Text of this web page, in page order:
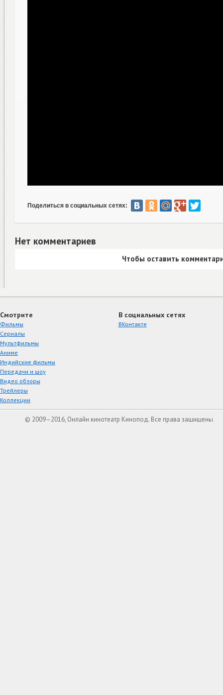
Поделиться в социальных сетях:
Нет комментариев
Чтобы оставить
Смотрите
Фильмы
Сериалы
Мультфильмы
Аниме
Индийские фильмы
Передачи и шоу
Видео обзоры
Трейлеры
Коллекции
В социальных сетях
ВКонтакте
© 2009–2016, Онлайн кинотеатр Кинопод. Все права защищены